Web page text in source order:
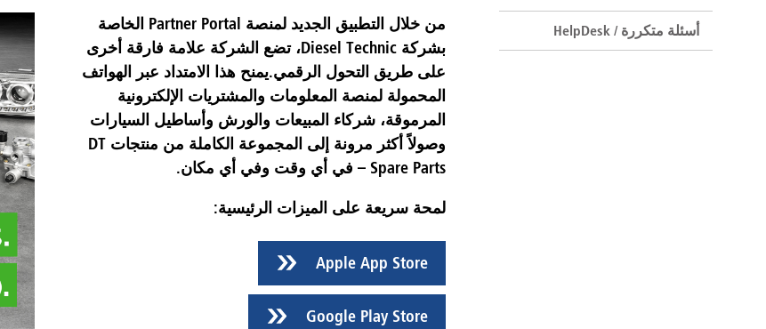
من خلال التطبيق الجديد لمنصة Partner Portal الخاصة
بشركة Diesel Technic، تضع الشركة علامة فارقة أخرى
على طريق التحول الرقمي.يمنح هذا الامتداد عبر الهواتف
المحمولة لمنصة المعلومات والمشتريات الإلكترونية
المرموقة، شركاء المبيعات والورش وأساطيل السيارات
وصولاً أكثر مرونة إلى المجموعة الكاملة من منتجات DT
Spare Parts – في أي وقت وفي أي مكان.
لمحة سريعة على الميزات الرئيسية:
Apple App Store
Google Play Store
أسئلة متكررة / HelpDesk